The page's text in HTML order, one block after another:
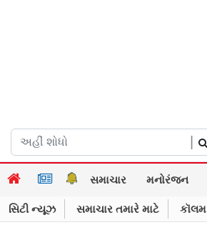
સમાચાર મનોરંજન
સિટી ન્યૂઝ સમાચાર તમારે માટે કૉલમ